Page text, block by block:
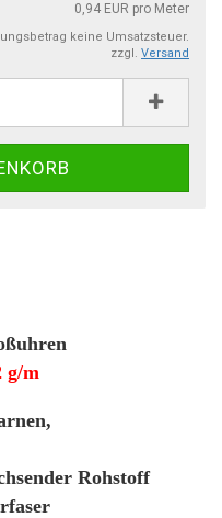
0,94 EUR pro Meter
keine Umsatzsteuer.
zzgl. Versand
g/m
Rohstoff